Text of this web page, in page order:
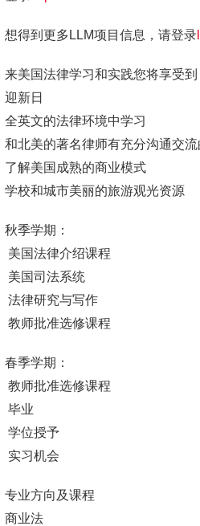
想得到更多LLM项目信息，请登录
来美国法律学习和实践您将享受到
迎新日
全英文的法律环境中学习
和北美的著名律师有充分沟通交流
了解美国成熟的商业模式
学校和城市美丽的旅游观光资源
秋季学期：
 美国法律介绍课程
 美国司法系统
 法律研究与写作
 教师批准选修课程
春季学期：
 教师批准选修课程
 毕业
 学位授予
 实习机会
专业方向及课程
商业法